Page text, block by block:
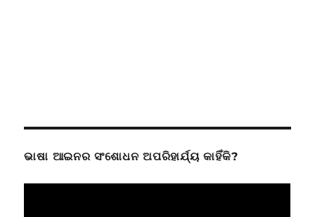
ଭାଷା ଆଇନର ସଂଶୋଧନ ଅପରିହାର୍ଯ୍ୟ କାହିଁକି?